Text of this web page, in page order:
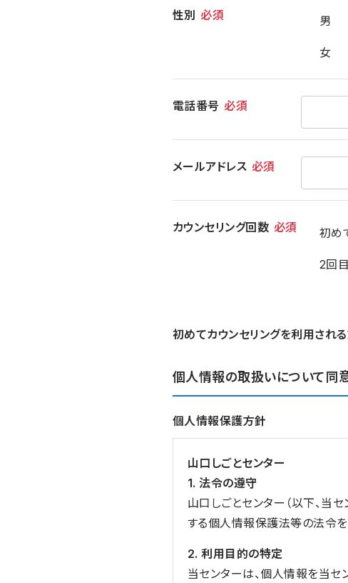
性別 必須 男
女
電話番号 必須
メールアドレス 必須
カウンセリング回数 必須 初め
2回
初めてカウンセリングを利用され
個人情報の取扱いについて同
個人情報保護方針
山口しごとセンター
1. 法令の遵守
山口しごとセンター（以下、当
する個人情報保護法等の法令を
2. 利用目的の特定
当センターは、個人情報を当